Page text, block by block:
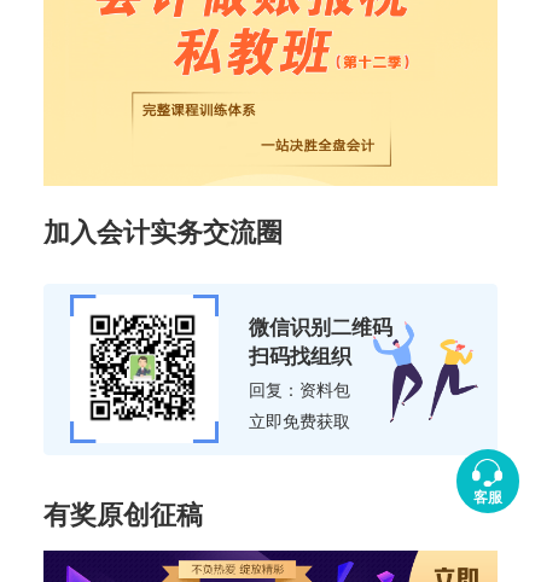
加入会计实务交流圈
微信识别二维码
扫码找组织
回复：资料包
立即免费获取
有奖原创征稿
客服